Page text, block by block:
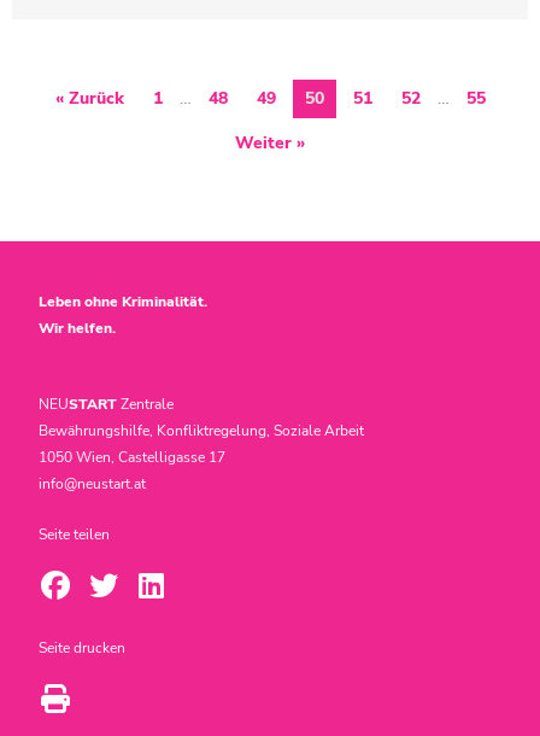
« Zurück 1 … 48 49 50 51 52 …
55
Weiter »
Leben ohne Kriminalität.
Wir helfen.
NEUSTARTZentrale
Bewährungshilfe, Konfliktregelung, Soziale Arbeit
1050 Wien, Castelligasse 17
info@neustart.at
Seite teilen
Seite drucken